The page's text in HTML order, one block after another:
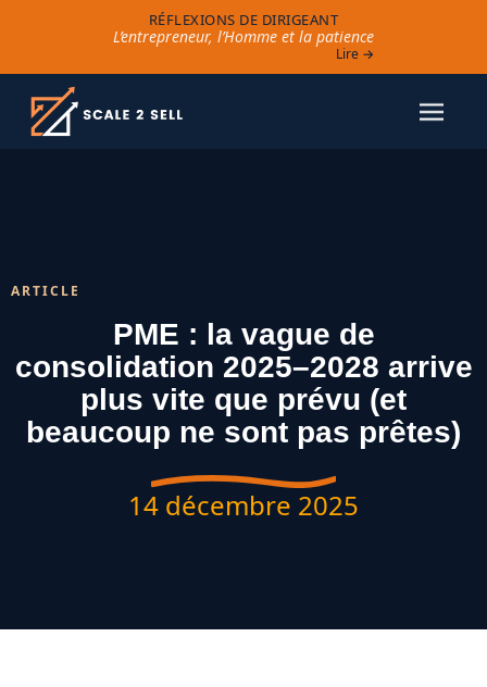
RÉFLEXIONS DE DIRIGEANT
L’entrepreneur, l’Homme et la patience
Lire →
ARTICLE
PME : la vague de
consolidation 2025–2028 arrive
plus vite que prévu (et
beaucoup ne sont pas prêtes)
14 décembre 2025